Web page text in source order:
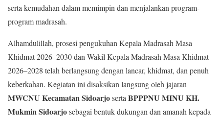
serta kemudahan dalam memimpin dan menjalankan program-
program madrasah.
Alhamdulillah, prosesi pengukuhan Kepala Madrasah Masa
Khidmat 2026–2030 dan Wakil Kepala Madrasah Masa Khidmat
2026–2028 telah berlangsung dengan lancar, khidmat, dan penuh
keberkahan. Kegiatan ini disaksikan langsung oleh jajaran
MWCNU Kecamatan SidoarjosertaBPPPNU MINU KH.
Mukmin Sidoarjosebagai bentuk dukungan dan amanah kepada